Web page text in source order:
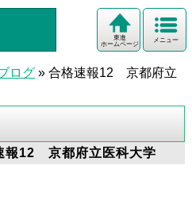
メニュー
東進
ホームページ
ログ » 合格速報12 京都府立
12 京都府立医科大学